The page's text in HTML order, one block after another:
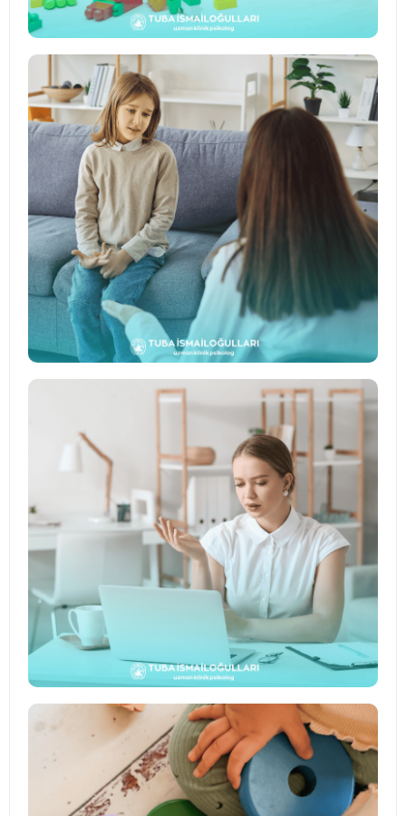
↗
Oyun Terapisi
Çocukların duygularını güvenli bir alanda
ifade etmesine yardımcı olan terapi süreci.
↗
Çocuk ve Ergen Danışmanlığı
Gelişim dönemlerine uygun psikolojik
destek ve aile iş birliğiyle danışmanlık
↗
Online Terapi
Bulunduğunuz yerden güvenli ve düzenli
şekilde sürdürülebilen online seans desteği.